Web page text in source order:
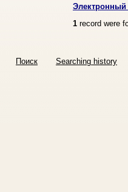
Электронный
1record were
Поиск Searching history